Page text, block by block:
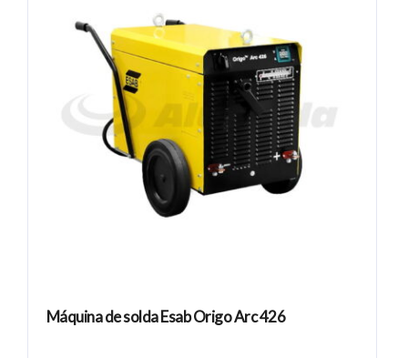
Máquina de solda Esab Origo Arc 426